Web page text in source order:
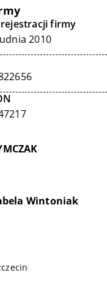
firmy
2010
Wintoniak